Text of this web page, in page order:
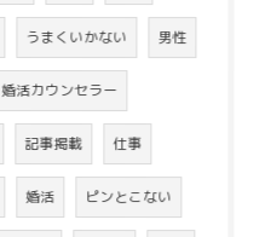
うまくいかない 男性
婚活カウンセラー
記事掲載 仕事
婚活 ピンとこない